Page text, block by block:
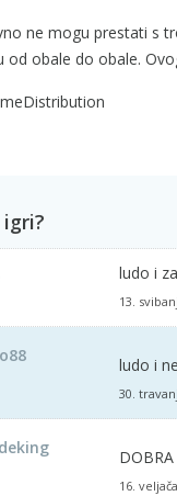
ne mogu prestati s
od obale do obale.
ludo i
13.
ludo i
30.
DOBRA
16.